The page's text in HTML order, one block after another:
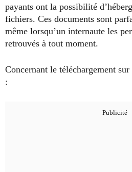
payants ont la possibilité
fichiers. Ces documents sont
même lorsqu’un internaute les
retrouvés à tout moment.
Concernant le téléchargement
: